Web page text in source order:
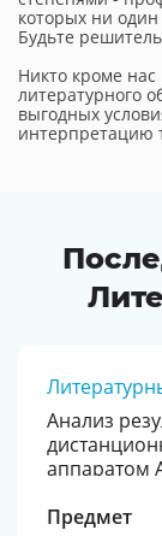
которых ни
Будьте
Никто кроме
литературного
выгодных
интерпретацию
Анализ
аппаратом
инфаркт
Предмет